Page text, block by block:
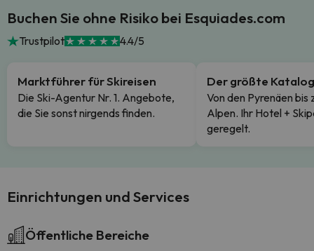
Buchen Sie ohne Risiko bei Esquiades.com
Trustpilot 4.4/5
Marktführer für Skireisen
Die Ski-Agentur Nr. 1. Angebote,
die Sie sonst nirgends finden.
Der größte Katalog
Von den Pyrenäen bis
Alpen. Ihr Hotel +
geregelt.
Einrichtungen und Services
Öffentliche Bereiche